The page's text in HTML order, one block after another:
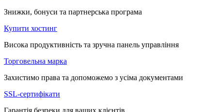
Знижки, бонуси та партнерська програма
Купити хостинг
Висока продуктивність та зручна панель управління
Торговельна марка
Захистимо права та допоможемо з усіма документами
SSL-сертифікати
Гарантія безпеки для ваших клієнтів